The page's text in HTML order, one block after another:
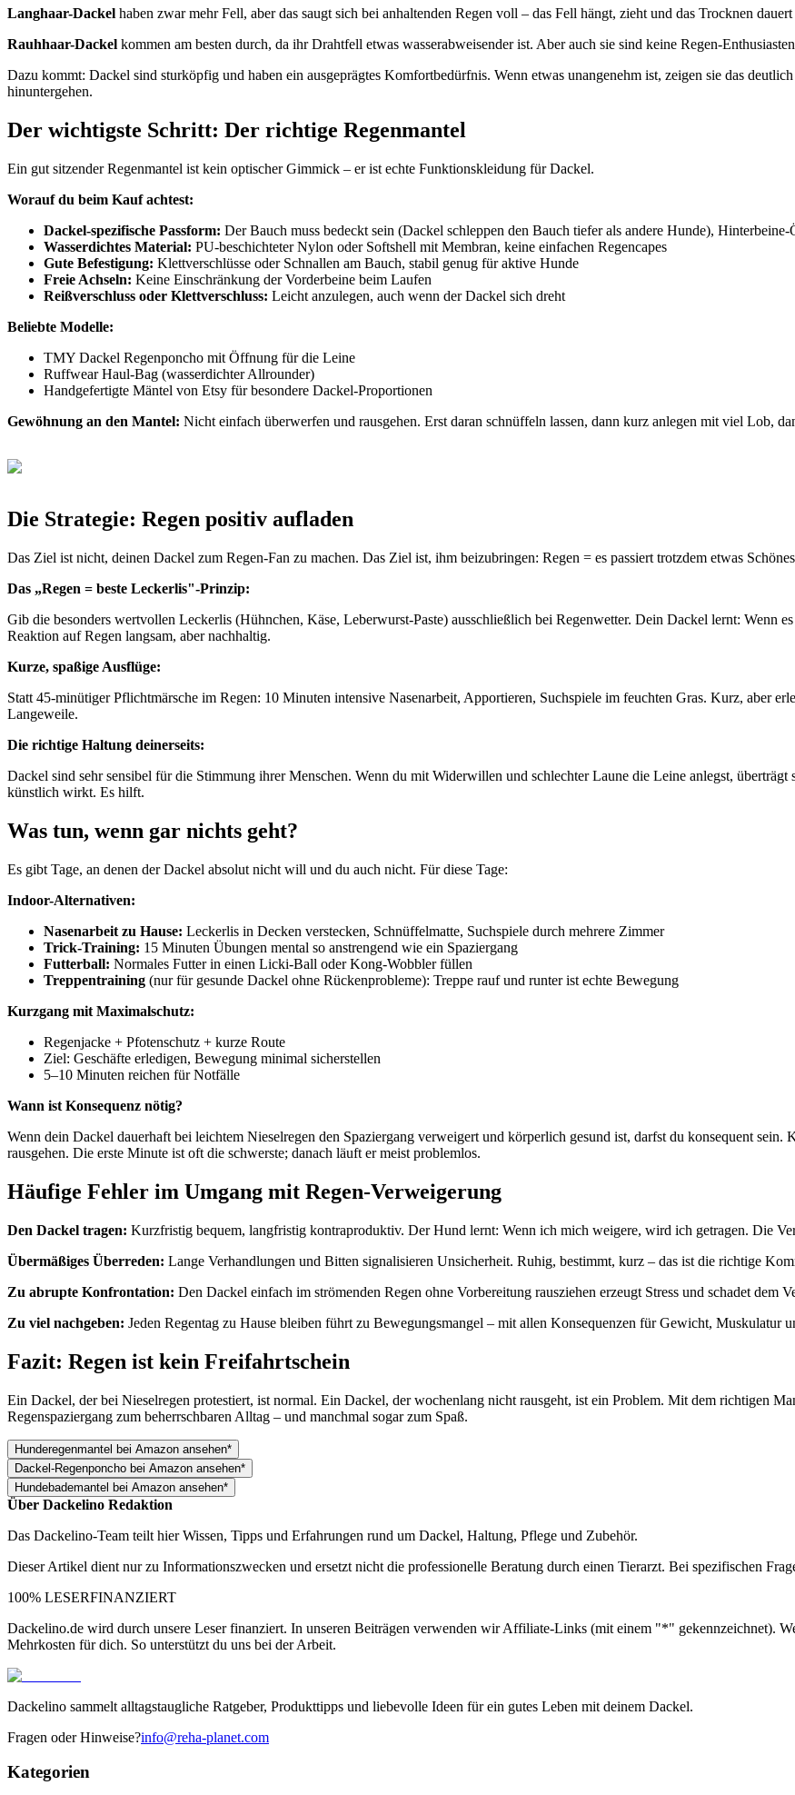
Langhaar-Dackel haben zwar mehr Fell, aber das saugt sich bei anhaltenden Regen voll – das Fell hängt, zieht und das Trocknen
Rauhhaar-Dackel kommen am besten durch, da ihr Drahtfell etwas wasserabweisender ist. Aber auch sie sind keine Regen-
Dazu kommt: Dackel sind sturköpfig und haben ein ausgeprägtes Komfortbedürfnis. Wenn etwas unangenehm ist, zeigen sie das
hinuntergehen.
Der wichtigste Schritt: Der richtige Regenmantel
Ein gut sitzender Regenmantel ist kein optischer Gimmick – er ist echte Funktionskleidung für Dackel.
Worauf du beim Kauf achtest:
Dackel-spezifische Passform: Der Bauch muss bedeckt sein (Dackel schleppen den Bauch tiefer als andere Hunde), Hinterbeine-
Wasserdichtes Material: PU-beschichteter Nylon oder Softshell mit Membran, keine einfachen Regencapes
Gute Befestigung: Klettverschlüsse oder Schnallen am Bauch, stabil genug für aktive Hunde
Freie Achseln: Keine Einschränkung der Vorderbeine beim Laufen
Reißverschluss oder Klettverschluss: Leicht anzulegen, auch wenn der Dackel sich dreht
Beliebte Modelle:
TMY Dackel Regenponcho mit Öffnung für die Leine
Ruffwear Haul-Bag (wasserdichter Allrounder)
Handgefertigte Mäntel von Etsy für besondere Dackel-Proportionen
Gewöhnung an den Mantel: Nicht einfach überwerfen und rausgehen. Erst daran schnüffeln lassen, dann kurz anlegen mit viel Lob,
Die Strategie: Regen positiv aufladen
Das Ziel ist nicht, deinen Dackel zum Regen-Fan zu machen. Das Ziel ist, ihm beizubringen: Regen = es passiert trotzdem etwas
Das „Regen = beste Leckerlis"-Prinzip:
Gib die besonders wertvollen Leckerlis (Hühnchen, Käse, Leberwurst-Paste) ausschließlich bei Regenwetter. Dein Dackel lernt: Wenn
Reaktion auf Regen langsam, aber nachhaltig.
Kurze, spaßige Ausflüge:
Statt 45-minütiger Pflichtmärsche im Regen: 10 Minuten intensive Nasenarbeit, Apportieren, Suchspiele im feuchten Gras. Kurz, aber
Langeweile.
Die richtige Haltung deinerseits:
Dackel sind sehr sensibel für die Stimmung ihrer Menschen. Wenn du mit Widerwillen und schlechter Laune die Leine anlegst,
künstlich wirkt. Es hilft.
Was tun, wenn gar nichts geht?
Es gibt Tage, an denen der Dackel absolut nicht will und du auch nicht. Für diese Tage:
Indoor-Alternativen:
Nasenarbeit zu Hause: Leckerlis in Decken verstecken, Schnüffelmatte, Suchspiele durch mehrere Zimmer
Trick-Training: 15 Minuten Übungen mental so anstrengend wie ein Spaziergang
Futterball: Normales Futter in einen Licki-Ball oder Kong-Wobbler füllen
Treppentraining (nur für gesunde Dackel ohne Rückenprobleme): Treppe rauf und runter ist echte Bewegung
Kurzgang mit Maximalschutz:
Regenjacke + Pfotenschutz + kurze Route
Ziel: Geschäfte erledigen, Bewegung minimal sicherstellen
5–10 Minuten reichen für Notfälle
Wann ist Konsequenz nötig?
Wenn dein Dackel dauerhaft bei leichtem Nieselregen den Spaziergang verweigert und körperlich gesund ist, darfst du konsequent
rausgehen. Die erste Minute ist oft die schwerste; danach läuft er meist problemlos.
Häufige Fehler im Umgang mit Regen-Verweigerung
Den Dackel tragen: Kurzfristig bequem, langfristig kontraproduktiv. Der Hund lernt: Wenn ich mich weigere, wird ich getragen. Die
Übermäßiges Überreden: Lange Verhandlungen und Bitten signalisieren Unsicherheit. Ruhig, bestimmt, kurz – das ist die richtige
Zu abrupte Konfrontation: Den Dackel einfach im strömenden Regen ohne Vorbereitung rausziehen erzeugt Stress und schadet dem
Zu viel nachgeben: Jeden Regentag zu Hause bleiben führt zu Bewegungsmangel – mit allen Konsequenzen für Gewicht, Muskulatur
Fazit: Regen ist kein Freifahrtschein
Ein Dackel, der bei Nieselregen protestiert, ist normal. Ein Dackel, der wochenlang nicht rausgeht, ist ein Problem. Mit dem richtigen
Regenspaziergang zum beherrschbaren Alltag – und manchmal sogar zum Spaß.
Hunderegenmantel bei Amazon ansehen*
Dackel-Regenponcho bei Amazon ansehen*
Hundebademantel bei Amazon ansehen*
Über Dackelino Redaktion
Das Dackelino-Team teilt hier Wissen, Tipps und Erfahrungen rund um Dackel, Haltung, Pflege und Zubehör.
Dieser Artikel dient nur zu Informationszwecken und ersetzt nicht die professionelle Beratung durch einen Tierarzt. Bei spezifischen
100% LESERFINANZIERT
Dackelino.de wird durch unsere Leser finanziert. In unseren Beiträgen verwenden wir Affiliate-Links (mit einem "*" gekennzeichnet).
Mehrkosten für dich. So unterstützt du uns bei der Arbeit.
Dackelino sammelt alltagstaugliche Ratgeber, Produkttipps und liebevolle Ideen für ein gutes Leben mit deinem Dackel.
Fragen oder Hinweise?info@reha-planet.com
Kategorien